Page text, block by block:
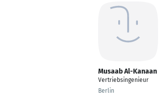
Musaab Al-Kanaan
Vertriebsingenieur
Berlin